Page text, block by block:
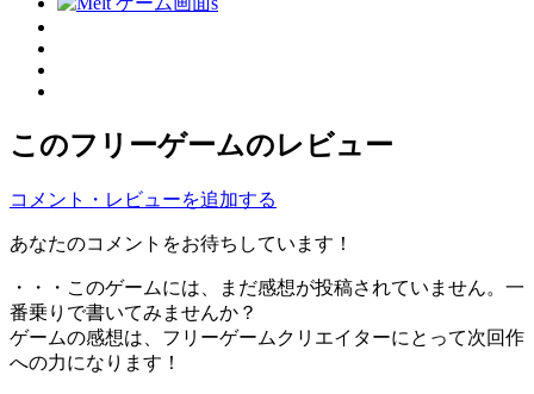
このフリーゲームのレビュー
コメント・レビューを追加する
あなたのコメントをお待ちしています！
・・・このゲームには、まだ感想が投稿されていません。一
番乗りで書いてみませんか？
ゲームの感想は、フリーゲームクリエイターにとって次回作
への力になります！